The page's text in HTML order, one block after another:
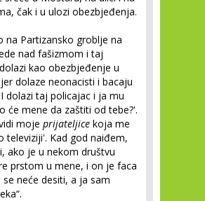
čak i u ulozi obezbjeđenja.
na Partizansko groblje na
nad fašizmom i taj
kao obezbjeđenje u
dolaze neonacisti i bacaju
dolazi taj policajac i ja mu
će mene da zaštiti od tebe?'.
moje prijateljice koja me
televiziji'. Kad god naiđem,
ako je u nekom društvu
prstom u mene, i on je faca
neće desiti, a ja sam